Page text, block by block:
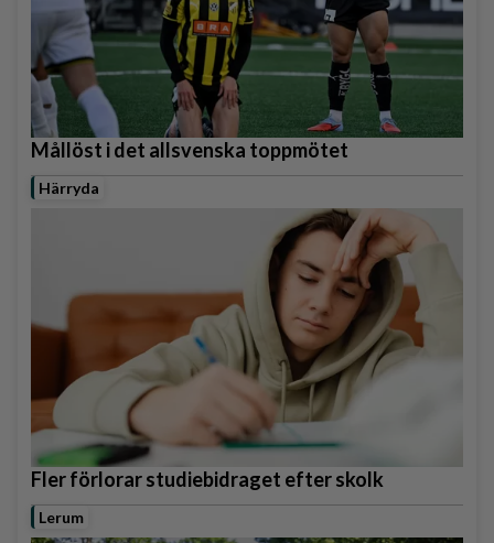
Mållöst i det allsvenska toppmötet
Härryda
Fler förlorar studiebidraget efter skolk
Lerum